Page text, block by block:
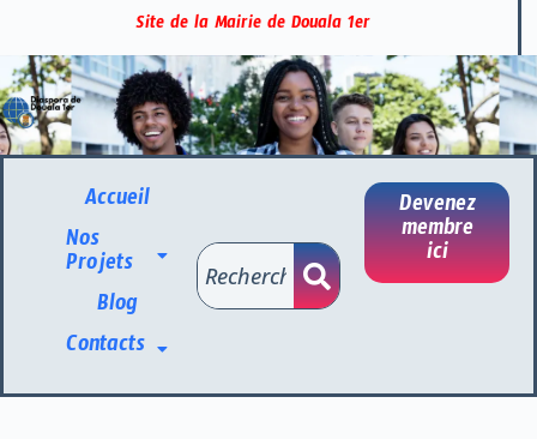
Site de la Mairie de Douala 1er
Accueil
Nos
Projets
Blog
Contacts
Devenez
membre
ici